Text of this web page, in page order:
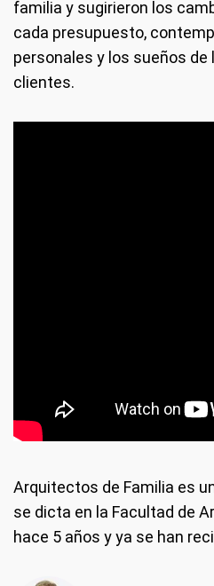
familia y sugirieron los
cada presupuesto,
personales y los sueños
clientes.
Arquitectos de Familia es
se dicta en la Facultad de
hace 5 años y ya se han